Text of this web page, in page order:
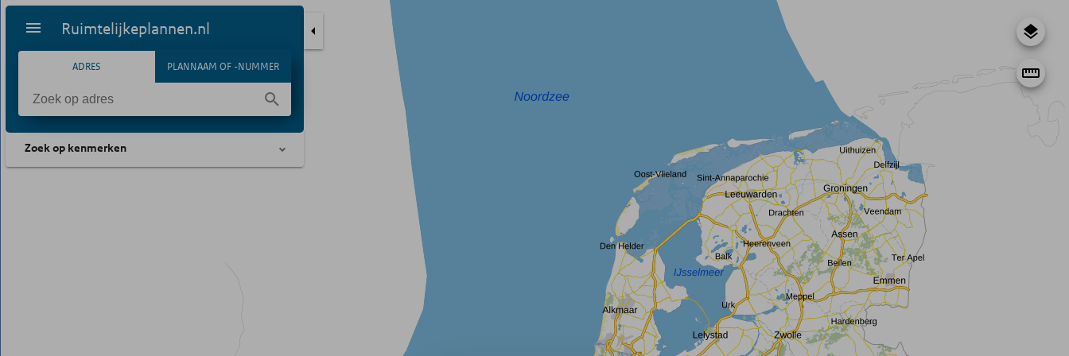
Ruimtelijkeplannen.nl
ADRES PLANNAAM OF -NUMMER
Zoek op kenmerken